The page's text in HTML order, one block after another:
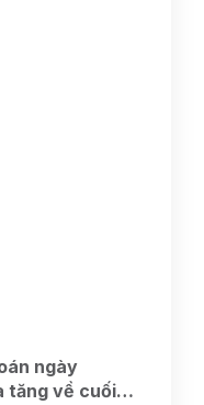
ngày
tăng về cuối